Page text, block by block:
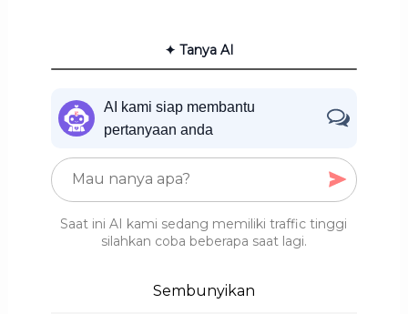
✦ Tanya AI
AI kami siap membantu
pertanyaan anda
Saat ini AI kami sedang memiliki traffic tinggi
silahkan coba beberapa saat lagi.
Sembunyikan